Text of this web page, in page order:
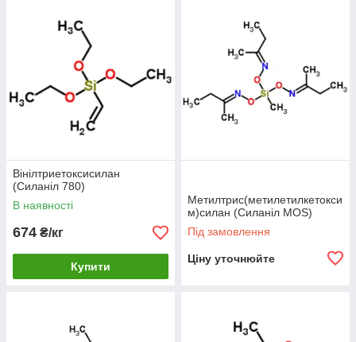
вимоги до токсичності та ЛОС; добір для RTV-рецептур і
каталітичних систем уточнюється за TDS.
Вінілтриетоксисилан
(Силаніл 780)
В наявності
674 ₴/кг
Купити
Метилтрис(метилетилкетокси
м)силан (Силаніл MOS)
Під замовлення
Ціну уточнюйте